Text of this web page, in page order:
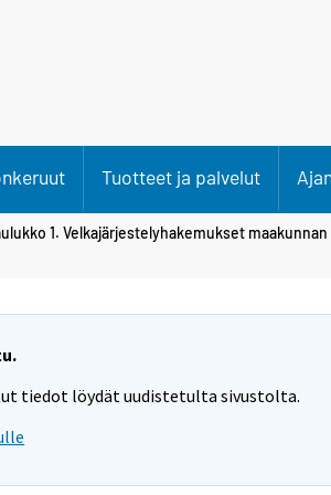
Tuotteet ja palvelut
1. Velkajärjestelyhakemukset
tiedot löydät uudistetulta sivustolta.